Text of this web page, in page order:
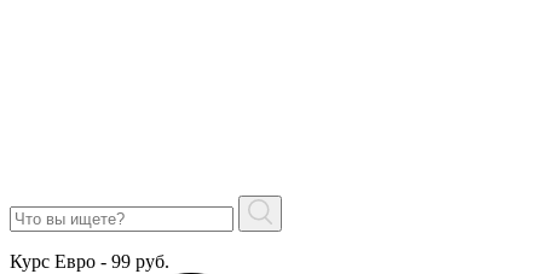
Курс Евро - 99 руб.